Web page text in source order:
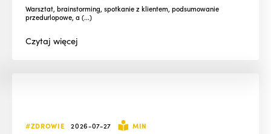
Warsztat, brainstorming, spotkanie z klientem, podsumowanie
przedurlopowe, a (...)
Czytajwięcej
#ZDROWIE 2026-07-27 MIN